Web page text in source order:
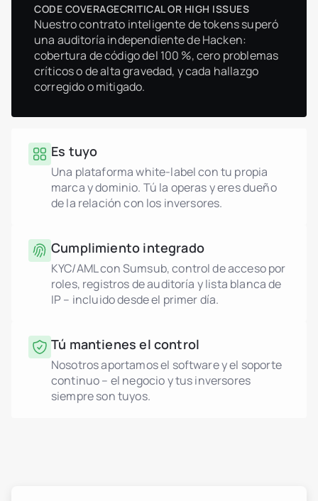
CODE COVERAGECRITICAL OR HIGH ISSUES
Nuestro contrato inteligente de tokens superó
una auditoría independiente de Hacken:
cobertura de código del 100 %, cero problemas
críticos o de alta gravedad, y cada hallazgo
corregido o mitigado.
Es tuyo
Una plataforma white-label con tu propia
marca y dominio. Tú la operas y eres dueño
de la relación con los inversores.
Cumplimiento integrado
KYC/AML con Sumsub, control de acceso por
roles, registros de auditoría y lista blanca de
IP – incluido desde el primer día.
Tú mantienes el control
Nosotros aportamos el software y el soporte
continuo – el negocio y tus inversores
siempre son tuyos.